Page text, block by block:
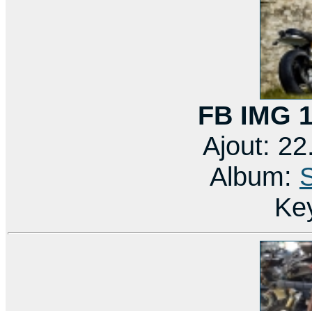
FB IMG
Ajout:
Album: